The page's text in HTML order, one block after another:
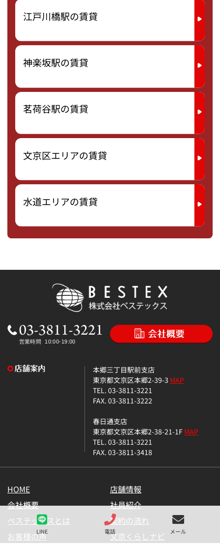
LINE 電話 メール
江戸川橋駅の賃貸
神楽坂駅の賃貸
茗荷谷駅の賃貸
文京区エリアの賃貸
水道エリアの賃貸
本郷三丁目駅前支店
東京都文京区本郷2-39-3 MAP
TEL. 03-3811-3221
FAX. 03-3811-3222
春日通支店
東京都文京区本郷2-38-21-1FMAP
TEL. 03-3811-3221
FAX. 03-3811-3418
HOME
店舗情報
会社概要
社員紹介
ベステックスとは
契約の流れ
お客様の声
文京くらしナビ